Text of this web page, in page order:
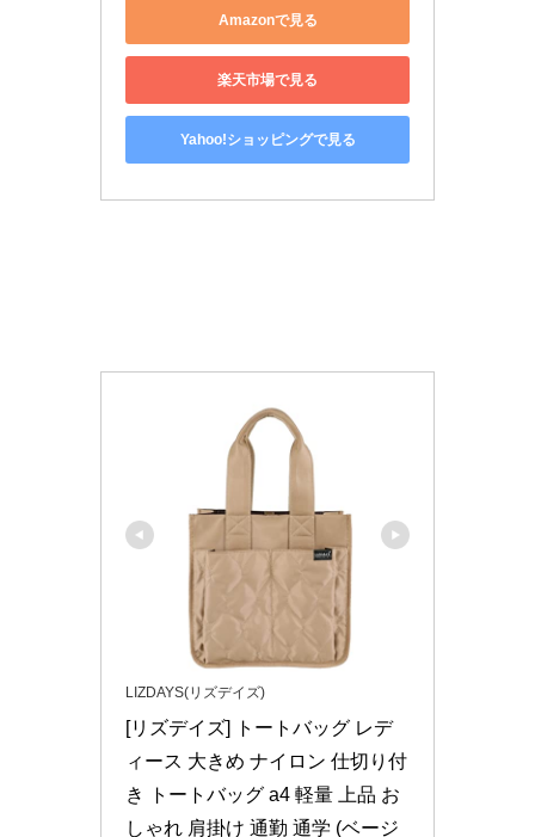
Amazonで見る
楽天市場で見る
Yahoo!ショッピングで見る
LIZDAYS(リズデイズ)
[リズデイズ] トートバッグ レデ
ィース 大きめ ナイロン 仕切り付
き トートバッグ a4 軽量 上品 お
しゃれ 肩掛け 通勤 通学 (ベージ